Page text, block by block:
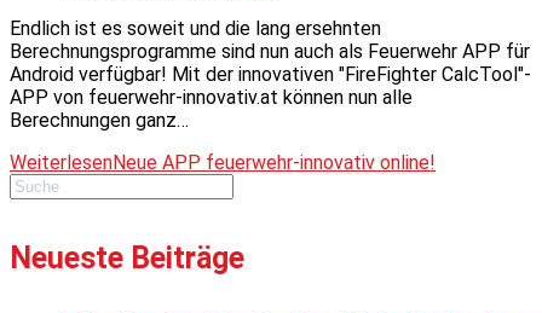
Endlich ist es soweit und die lang ersehnten
Berechnungsprogramme sind nun auch als Feuerwehr APP für
Android verfügbar! Mit der innovativen "FireFighter CalcTool"-
APP von feuerwehr-innovativ.at können nun alle
Berechnungen ganz…
WeiterlesenNeue APP feuerwehr-innovativ online!
Neueste Beiträge